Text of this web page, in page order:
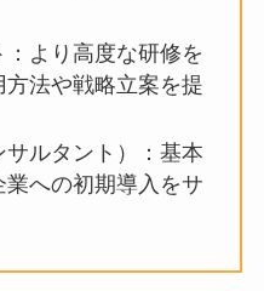
より高度な研修を
法や戦略立案を提
ルタント）：基本
への初期導入をサ